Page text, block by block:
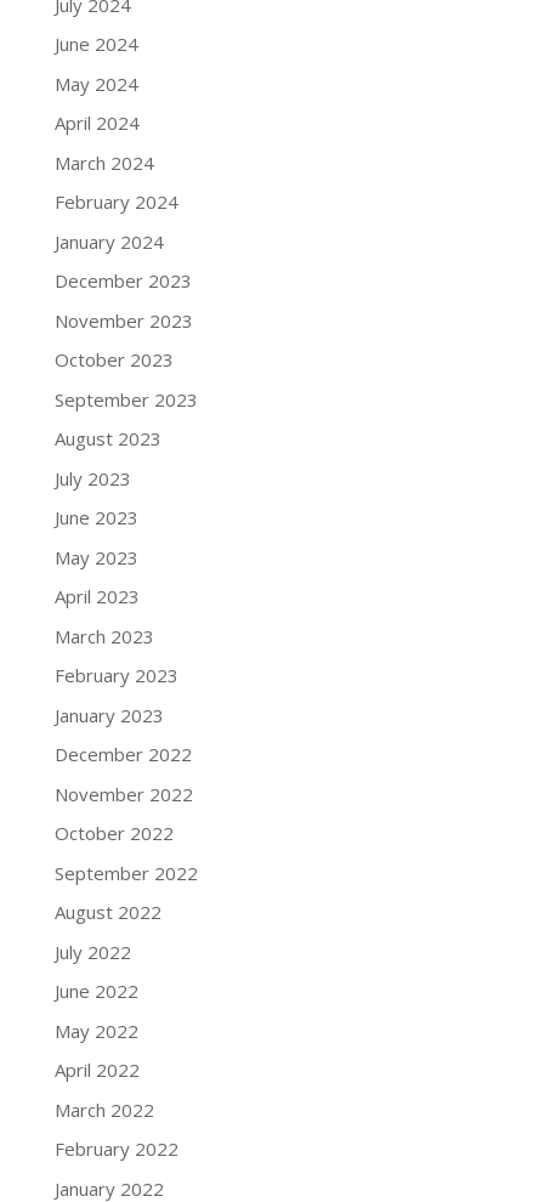
June 2024
May 2024
April 2024
March 2024
February 2024
January 2024
December 2023
November 2023
October 2023
September 2023
August 2023
July 2023
June 2023
May 2023
April 2023
March 2023
February 2023
January 2023
December 2022
November 2022
October 2022
September 2022
August 2022
July 2022
June 2022
May 2022
April 2022
March 2022
February 2022
January 2022